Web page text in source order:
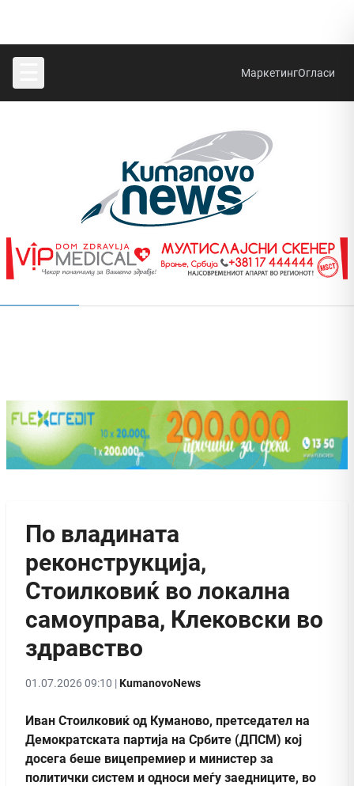
МаркетингОгласи
По владината
реконструкција,
Стоилковиќ во локална
самоуправа, Клековски во
здравство
01.07.2026 09:10 |KumanovoNews
Иван Стоилковиќ од Куманово, претседател на
Демократската партија на Србите (ДПСМ) кој
досега беше вицепремиер и министер за
политички систем и односи меѓу заедниците, во